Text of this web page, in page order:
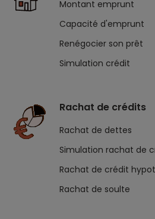
Montant emprunt
Capacité d'emprunt
Renégocier son prêt
Simulation crédit
Rachat de crédits
Rachat de dettes
Simulation rachat de
Rachat de crédit
Rachat de soulte